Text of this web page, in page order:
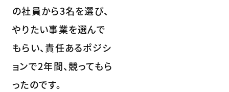
の社員から3名を選び、
やりたい事業を選んで
もらい、責任あるポジシ
ョンで2年間、競ってもら
ったのです。